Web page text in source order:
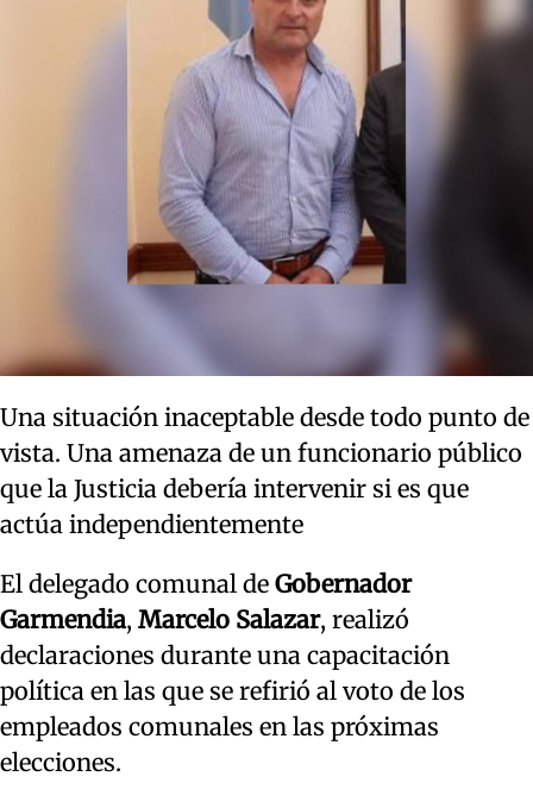
Una situación inaceptable desde todo punto de
vista. Una amenaza de un funcionario público
que la Justicia debería intervenir si es que
actúa independientemente
El delegado comunal de Gobernador
Garmendia, Marcelo Salazar, realizó
declaraciones durante una capacitación
política en las que se refirió al voto de los
empleados comunales en las próximas
elecciones.